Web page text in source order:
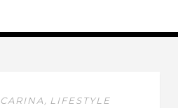
CARINA, LIFESTYLE